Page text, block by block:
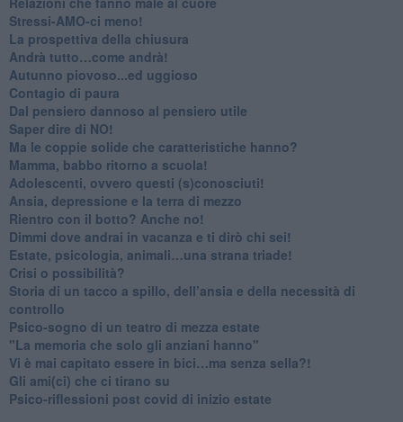
​Stressi-AMO-ci meno!
​La prospettiva della chiusura
​Andrà tutto…come andrà!
Autunno piovoso...ed uggioso
​Contagio di paura
​Dal pensiero dannoso al pensiero utile
​Saper dire di NO!
​Ma le coppie solide che caratteristiche hanno?
​Mamma, babbo ritorno a scuola!
Adolescenti, ovvero questi (s)conosciuti!
Ansia, depressione e la terra di mezzo
​Rientro con il botto? Anche no!
Dimmi dove andrai in vacanza e ti dirò chi sei!
​Estate, psicologia, animali…una strana triade!
​Crisi o possibilità?
​Storia di un tacco a spillo, dell’ansia e della necessità di
controllo
​Psico-sogno di un teatro di mezza estate
"La memoria che solo gli anziani hanno"
​Vi è mai capitato essere in bici…ma senza sella?!
​Gli ami(ci) che ci tirano su
Psico-riflessioni post covid di inizio estate